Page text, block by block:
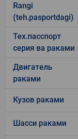
Rangi
(teh.pasportdagi)
Тех.пасспорт
серия ва раками
Двигатель
раками
Кузов раками
Шасси раками